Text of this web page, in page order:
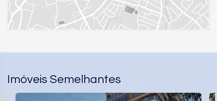
Imóveis Semelhantes